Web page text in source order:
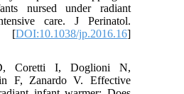
critica ewborn infants nursed
warmers during intensive care. J
2016;36(7):540-3. [DOI:10.1038/
19. Trevisanuto D, Coretti I,
Udilano A, Cavallin F, Zanardo V.